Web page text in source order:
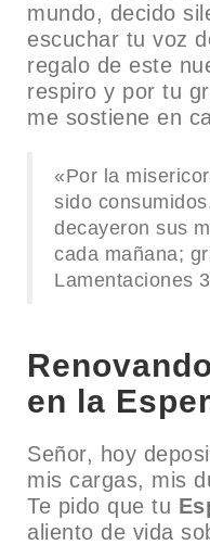
mundo, decido
escuchar tu voz
regalo de este
respiro y por tu
me sostiene en
«Por la
sido
decayeron sus
cada mañana;
Lamentaciones
en la
Señor, hoy
mis cargas, mis
Te pido que tu
aliento de vida